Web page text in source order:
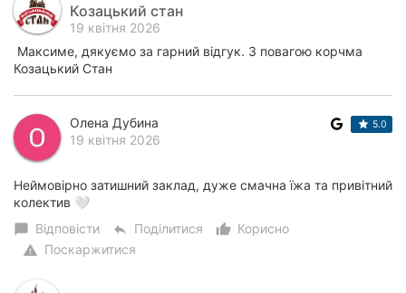
Козацький стан
19 квітня 2026
Максиме, дякуємо за гарний відгук. З повагою корчма
Козацький Стан
Олена Дубина
19 квітня 2026
5.0
Неймовірно затишний заклад, дуже смачна їжа та привітний
колектив 🤍
chat_bubble Відповісти reply Поділитися thumb_up_alt
Корисно
warning Поскаржитися